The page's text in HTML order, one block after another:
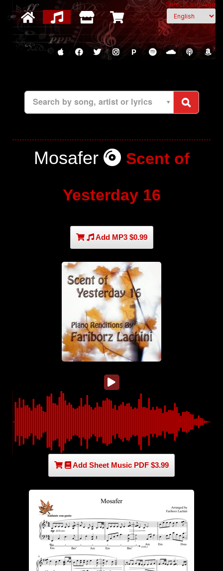
Select Language
P
Search by song, artist or lyrics
Mosafer Scent of
Yesterday 16
Add MP3 $0.99
Add Sheet Music PDF $3.99